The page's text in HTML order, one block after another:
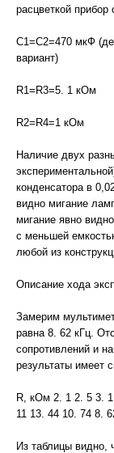
расцветкой
C1=С2=470 мкФ
вариант)
R1=R3=5. 1 кОм
R2=R4=1 кОм
Наличие двух
конденсатора в
видно мигание
мигание явно
с меньшей
любой из
Описание хода
Замерим
равна 8. 62 кГц.
сопротивлений и
результаты имеет
R, кОм 2. 1 2. 5 3.
11 13. 44 10. 74 8.
Из таблицы видно,